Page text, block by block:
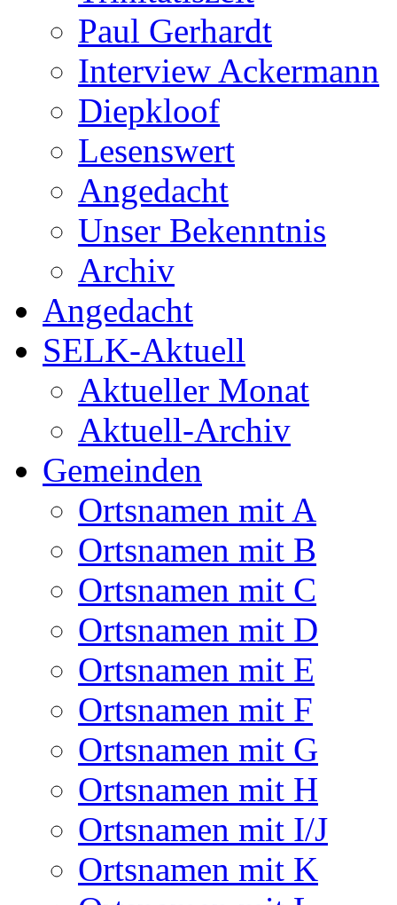
Paul Gerhardt
Interview Ackermann
Diepkloof
Lesenswert
Angedacht
Unser Bekenntnis
Archiv
Angedacht
SELK-Aktuell
Aktueller Monat
Aktuell-Archiv
Gemeinden
Ortsnamen mit A
Ortsnamen mit B
Ortsnamen mit C
Ortsnamen mit D
Ortsnamen mit E
Ortsnamen mit F
Ortsnamen mit G
Ortsnamen mit H
Ortsnamen mit I/J
Ortsnamen mit K